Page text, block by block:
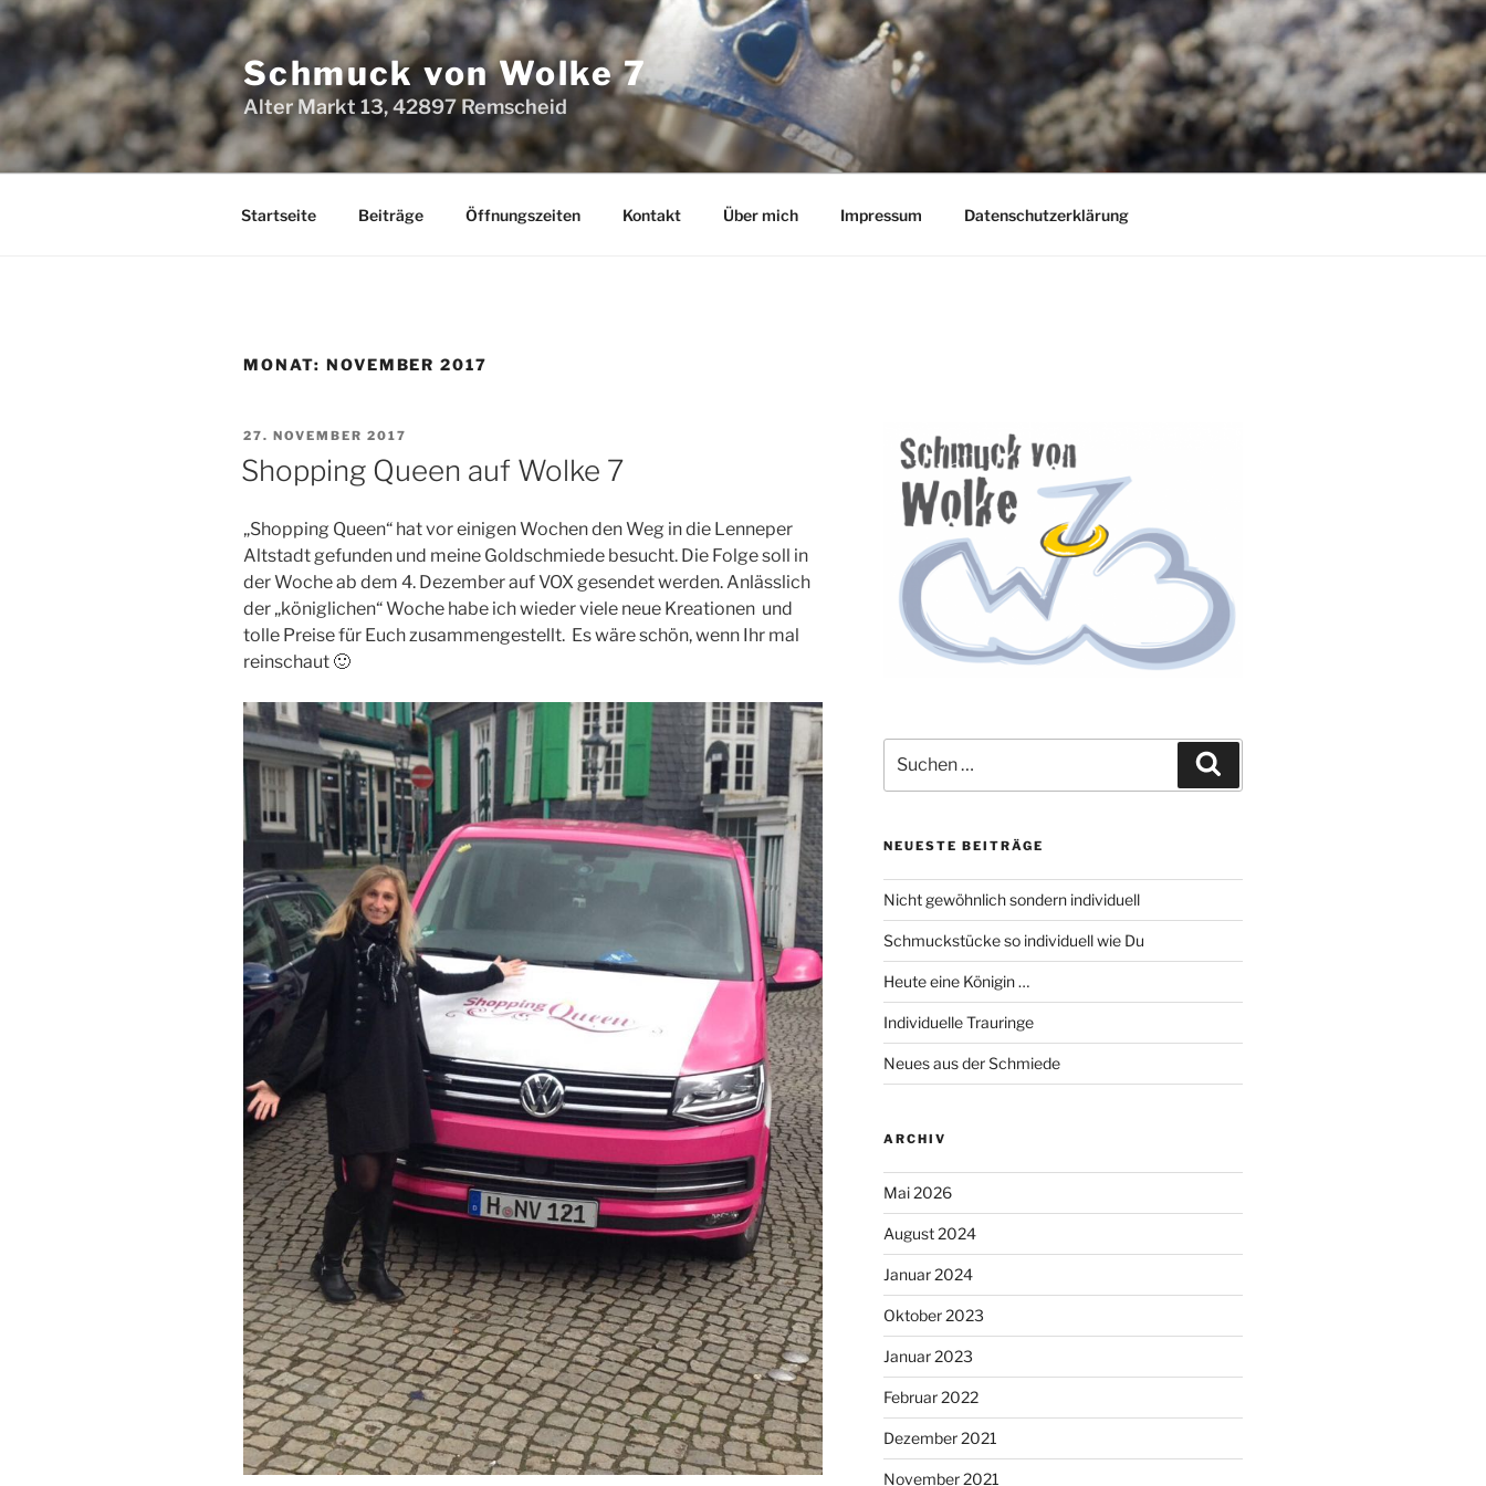
Zum
Inhalt
springen
Schmuck von Wolke 7
Alter Markt 13, 42897 Remscheid
Startseite Beiträge Öffnungszeiten Kontakt Über mich Impressum Datenschutzerklärung
MONAT: NOVEMBER 2017
VERÖFFENTLICHT
AM
27. NOVEMBER 2017
Shopping Queen auf Wolke 7
„Shopping Queen“ hat vor einigen Wochen den Weg in die Lenneper
Altstadt gefunden und meine Goldschmiede besucht. Die Folge soll in
der Woche ab dem 4. Dezember auf VOX gesendet werden. Anlässlich
der „königlichen“ Woche habe ich wieder viele neue Kreationen und
tolle Preise für Euch zusammengestellt. Es wäre schön, wenn Ihr mal
reinschaut 🙂
nach:
NEUESTE BEITRÄGE
Nicht gewöhnlich sondern individuell
Schmuckstücke so individuell wie Du
Heute eine Königin …
Individuelle Trauringe
Neues aus der Schmiede
ARCHIV
Mai 2026
August 2024
Januar 2024
Oktober 2023
Januar 2023
Februar 2022
Dezember 2021
November 2021